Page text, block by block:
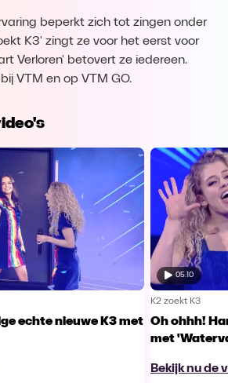
beperkt zich tot zingen onder
K3' zingt ze voor het eerst voor
Verloren' betovert ze iedereen.
VTM en op VTM GO.
echte nieuwe K3 met
05:10
K2 zoekt K3
Oh ohhh!
met
Bekijk nu de